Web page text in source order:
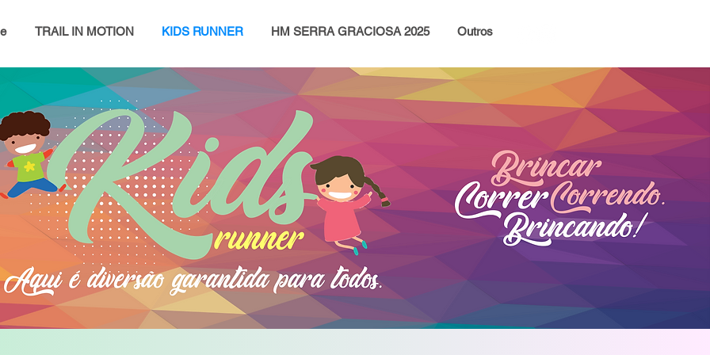
TRAIL IN MOTION KIDS RUNNER HM SERRA GRACIOSA 2025 Outros